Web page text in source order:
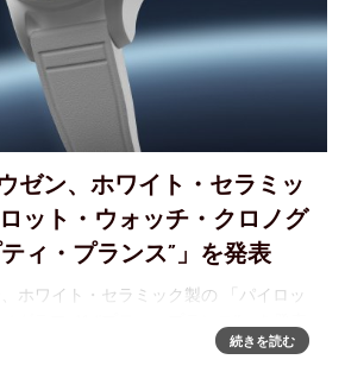
ゼン、ホワイト・セラミッ
ット・ウォッチ・クロノグ
ティ・プランス”」を発表
ホワイト・セラミック製の 「パイロッ
は、ジュネーブで開催されるウォッチズ
続きを読む